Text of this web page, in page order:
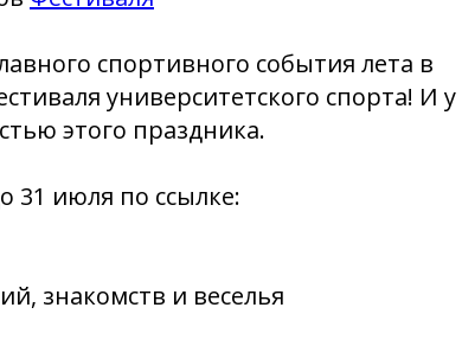
спортивного события лета в
университетского спорта! И у
этого праздника.
31 июля по ссылке:
знакомств и веселья